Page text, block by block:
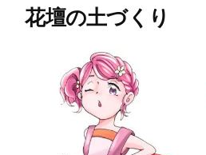
花壇の土づくり